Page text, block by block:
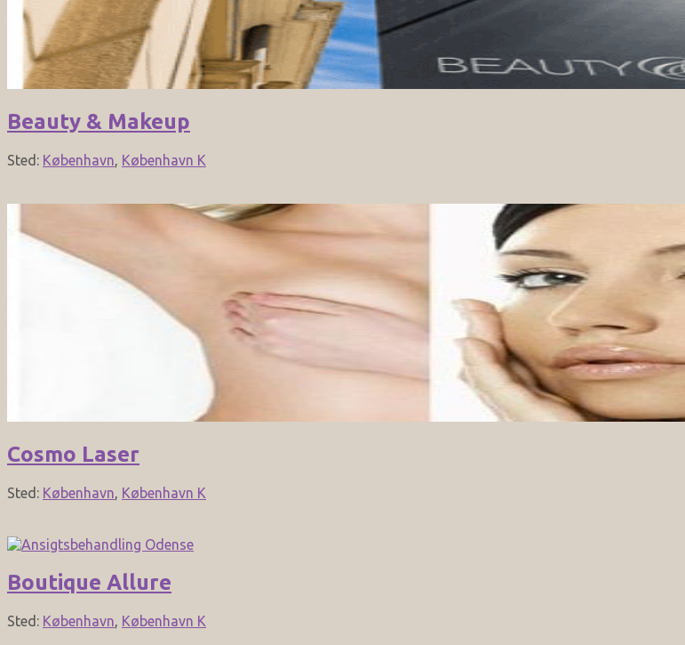
Beauty & Makeup
Sted: København, København K
Cosmo Laser
Sted: København, København K
Boutique Allure
Sted: København, København K